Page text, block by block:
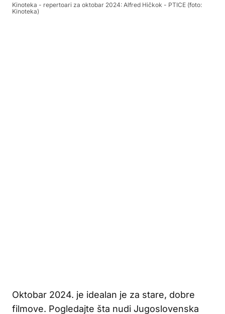
Kinoteka - repertoari za oktobar 2024: Alfred Hičkok - PTICE (foto:
Kinoteka)
Oktobar 2024. je idealan je za stare, dobre
filmove. Pogledajte šta nudi Jugoslovenska